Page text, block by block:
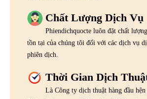
Chất Lượng Dịch Vụ
Phiendichquocte luôn đặt chất
tồn tại của chúng tôi đối với các dịch vụ
phiên dịch.
Thời Gian Dịch
Là Công ty dịch thuật hàng đầu hện